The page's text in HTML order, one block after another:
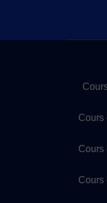
Cours
Cours
Cours